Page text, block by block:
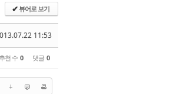
✔뷰어로 보기
11:53
추천 수 0 댓글 0